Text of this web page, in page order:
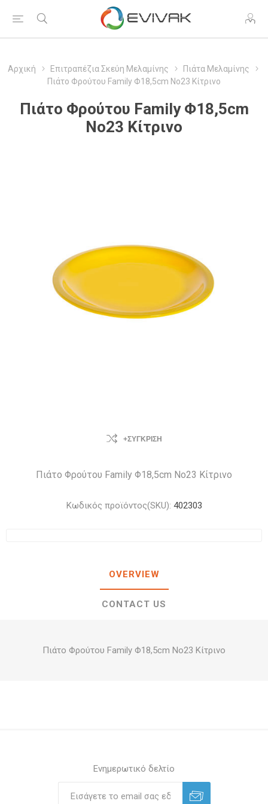
Αρχική Επιτραπέζια Σκεύη Μελαμίνης
Πιάτα Μελαμίνης
Πιάτο Φρούτου Family Φ18,5cm No23 Κίτρινο
Πιάτο Φρούτου Family Φ18,5cm
No23 Κίτρινο
+ΣΎΓΚΡΙΣΗ
Πιάτο Φρούτου Family Φ18,5cm No23 Κίτρινο
Κωδικός προϊόντος(SKU): 402303
OVERVIEW
CONTACT US
Πιάτο Φρούτου Family Φ18,5cm No23 Κίτρινο
Ενημερωτικό δελτίο